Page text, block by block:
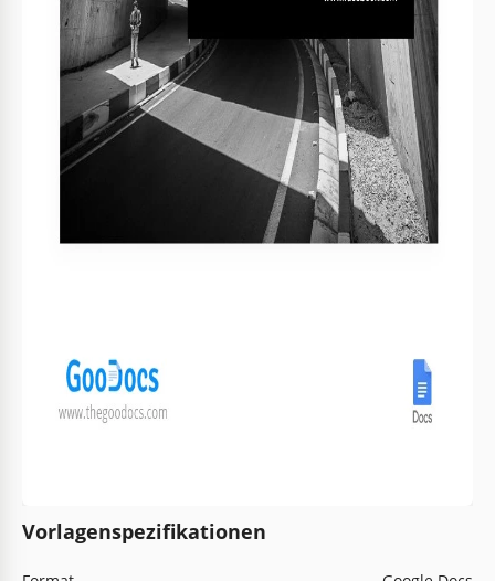
Vorlagenspezifikationen